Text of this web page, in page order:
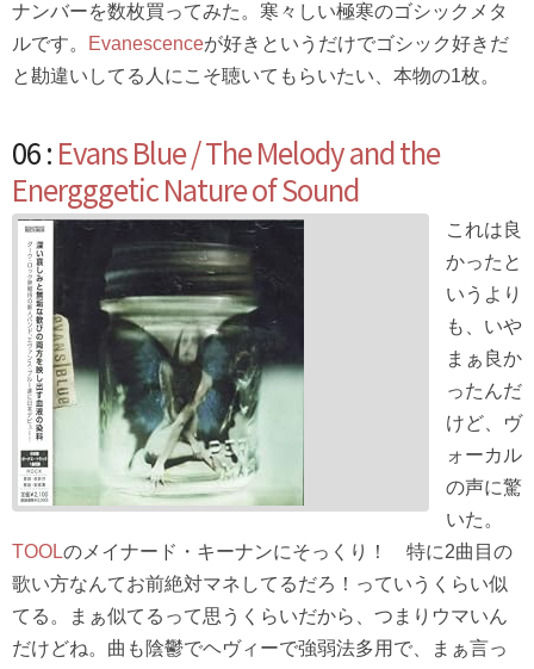
ナンバーを数枚買ってみた。寒々しい極寒のゴシックメタ
ルです。
Evanescenceが好きというだけでゴシック好きだ
と勘違いしてる人にこそ聴いてもらいたい、本物の1枚。
06 : Evans Blue / The Melody and the
Energggetic Nature of Sound
これは良
かったと
いうより
も、いや
まぁ良か
ったんだ
けど、ヴ
ォーカル
の声に驚
いた。
TOOLのメイナード・キーナンにそっくり！ 特に2曲目の
歌い方なんてお前絶対マネしてるだろ！っていうくらい似
てる。まぁ似てるって思うくらいだから、つまりウマいん
だけどね。曲も陰鬱でヘヴィーで強弱法多用で、まぁ言っ